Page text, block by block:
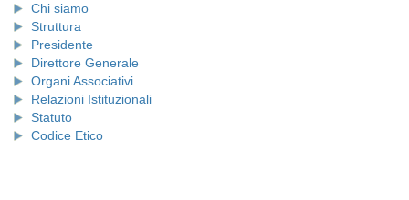
Chi siamo
Struttura
Presidente
Direttore Generale
Organi Associativi
Relazioni Istituzionali
Statuto
Codice Etico